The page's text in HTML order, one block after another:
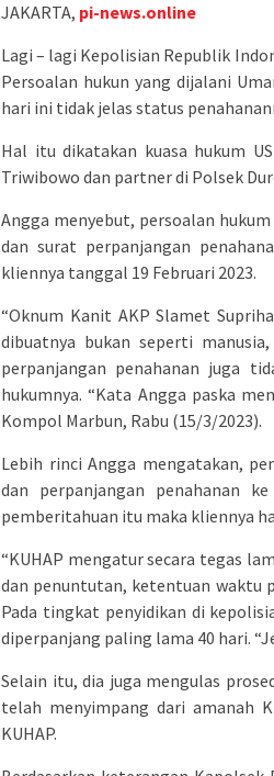
JAKARTA, pi-news.online
Lagi – lagi Kepolisian Republik
Persoalan hukun yang dijalani
hari ini tidak jelas status
Hal itu dikatakan kuasa hukum
Triwibowo dan partner di Polsek
Angga menyebut, persoalan
dan surat perpanjangan
kliennya tanggal 19 Februari 2023.
“Oknum Kanit AKP Slamet
dibuatnya bukan seperti
perpanjangan penahanan juga
hukumnya. “Kata Angga paska
Kompol Marbun, Rabu (15/3/2023).
Lebih rinci Angga mengatakan,
dan perpanjangan penahanan
pemberitahuan itu maka kliennya
“KUHAP mengatur secara tegas
dan penuntutan, ketentuan waktu
Pada tingkat penyidikan di
diperpanjang paling lama 40 hari.
Selain itu, dia juga mengulas
telah menyimpang dari amanah
KUHAP.